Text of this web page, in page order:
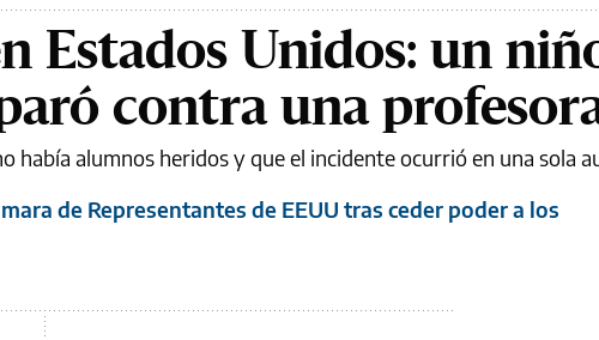
Estados Unidos: un
contra una
había alumnos heridos y que el incidente ocurrió en una sola
de Representantes de EEUU tras ceder poder a los